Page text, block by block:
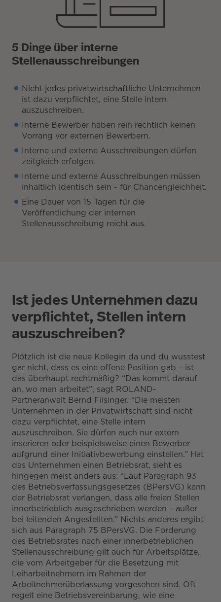
5 Dinge über interne
Stellenausschreibungen
Nicht jedes privatwirtschaftliche Unternehmen
ist dazu verpflichtet, eine Stelle intern
auszuschreiben.
Interne Bewerber haben rein rechtlich keinen
Vorrang vor externen Bewerbern.
Interne und externe Ausschreibungen dürfen
zeitgleich erfolgen.
Interne und externe Ausschreibungen müssen
inhaltlich identisch sein - für Chancengleichheit.
Eine Dauer von 15 Tagen für die
Veröffentlichung der internen
Stellenausschreibung reicht aus.
Ist jedes Unternehmen dazu
verpflichtet, Stellen intern
auszuschreiben?
Plötzlich ist die neue Kollegin da und du wusstest
gar nicht, dass es eine offene Position gab – ist
das überhaupt rechtmäßig? “Das kommt darauf
an, wo man arbeitet”, sagt ROLAND-
Partneranwalt Bernd Filsinger. “Die meisten
Unternehmen in der Privatwirtschaft sind nicht
dazu verpflichtet, eine Stelle intern
auszuschreiben. Sie dürfen auch nur extern
inserieren oder beispielsweise einen Bewerber
aufgrund einer Initiativbewerbung einstellen.” Hat
das Unternehmen einen Betriebsrat, sieht es
hingegen meist anders aus: “Laut Paragraph 93
des Betriebsverfassungsgesetzes (BPersVG) kann
der Betriebsrat verlangen, dass alle freien Stellen
innerbetrieblich ausgeschrieben werden – außer
bei leitenden Angestellten.” Nichts anderes ergibt
sich aus Paragraph 75 BPersVG. Die Forderung
des Betriebsrates nach einer innerbetrieblichen
Stellenausschreibung gilt auch für Arbeitsplätze,
die vom Arbeitgeber für die Besetzung mit
Leiharbeitnehmern im Rahmen der
Arbeitnehmerüberlassung vorgesehen sind. Oft
regelt eine Betriebsvereinbarung, wie eine